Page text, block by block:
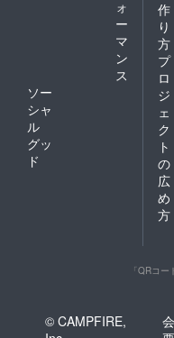
ォ
ー
マ
ン
ス
ソー
シャ
ル
グッ
ド
作
り
方
プ
ロ
ジ
ェ
ク
ト
の
広
め
方
「QRコ
© CAMPFIRE,